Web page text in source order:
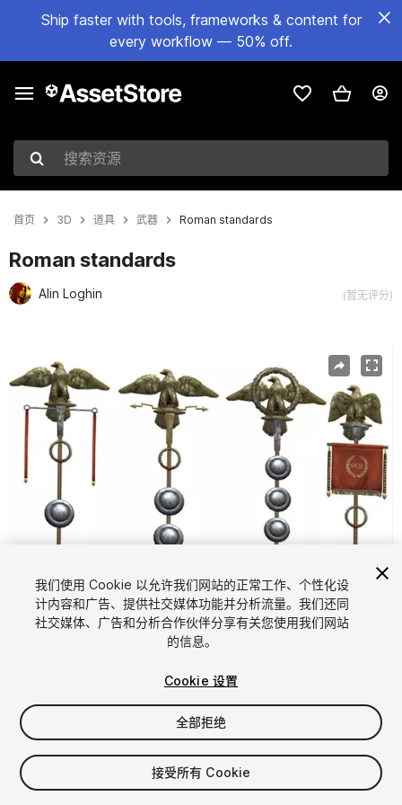
Ship faster with tools, frameworks & content for
every workflow — 50% off.
搜索资源
首页 3D 道具 武器 Roman standards
Roman standards
Alin Loghin (暂无评分)
1 11
$10
我们使用 Cookie 以允许我们网站的正常工作、个性化设
计内容和广告、提供社交媒体功能并分析流量。我们还同
社交媒体、广告和分析合作伙伴分享有关您使用我们网站
的信息。
Cookie 设置
全部拒绝
接受所有 Cookie